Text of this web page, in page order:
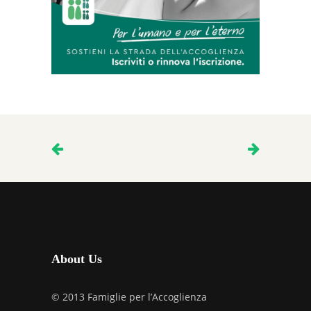
About Us
© 2013 Famiglie per l’Accoglienza